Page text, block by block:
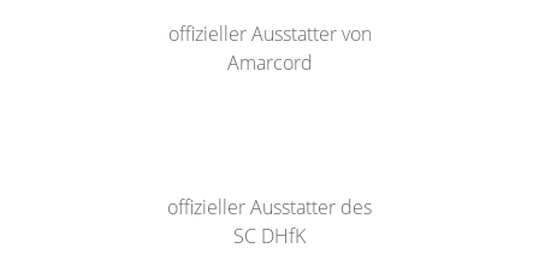
offizieller Ausstatter von
Amarcord
offizieller Ausstatter des
SC DHfK